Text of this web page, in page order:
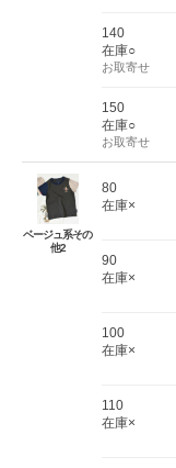
140
在庫○
お取寄せ
150
在庫○
お取寄せ
ベージュ系その
他2
80
在庫×
90
在庫×
100
在庫×
110
在庫×